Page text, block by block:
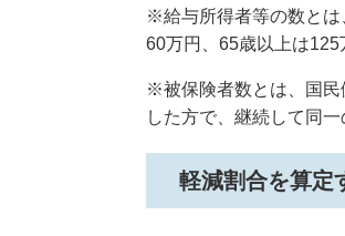
※給与所得者等の数とは
60万円、65歳以上は125
※被保険者数とは、国民
した方で、継続して同
軽減割合を算定